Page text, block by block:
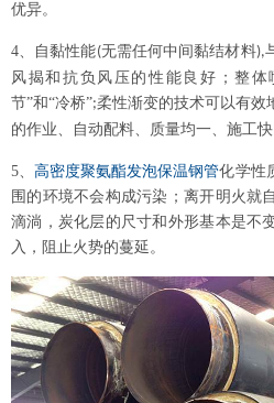
优异。
4、自黏性能(无需任何中间黏结材料),
风揭和抗负风压的性能良好；整
节”和“冷桥”;柔性渐变的技术可以有效
的作业、自动配料、质量均一、施工快
5、高密度聚氨酯发泡保温钢管化学性
围的环境不会构成污染；离开明火就
滴淌，炭化层的尺寸和外形基本是不
入，阻止火势的蔓延。